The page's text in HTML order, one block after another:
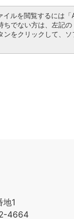
イルを閲覧するには
ちでない方は、左記
ンをクリックして、
1
4664